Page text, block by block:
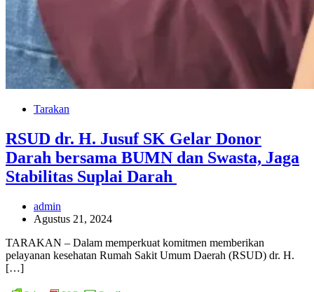
Tarakan
RSUD dr. H. Jusuf SK Gelar Donor
Darah bersama BUMN dan Swasta, Jaga
Stabilitas Suplai Darah
admin
Agustus 21, 2024
TARAKAN – Dalam memperkuat komitmen memberikan
pelayanan kesehatan Rumah Sakit Umum Daerah (RSUD) dr. H.
[…]